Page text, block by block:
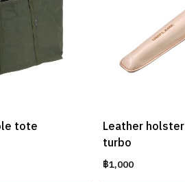
tote
Leather
turbo
฿1,000